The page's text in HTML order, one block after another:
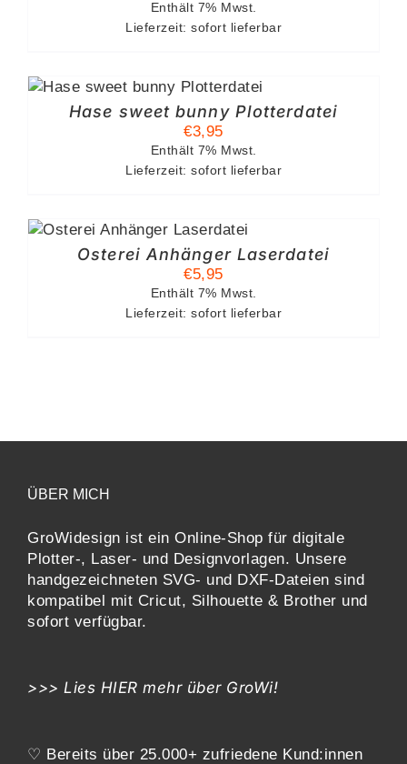
Enthält 7% Mwst.
Lieferzeit: sofort lieferbar
Hase sweet bunny Plotterdatei
€3,95
Enthält 7% Mwst.
Lieferzeit: sofort lieferbar
Osterei Anhänger Laserdatei
€5,95
Enthält 7% Mwst.
Lieferzeit: sofort lieferbar
ÜBER MICH
GroWidesign ist ein Online-Shop für digitale
Plotter-, Laser- und Designvorlagen. Unsere
handgezeichneten SVG- und DXF-Dateien sind
kompatibel mit Cricut, Silhouette & Brother und
sofort verfügbar.
>>> Lies HIER mehr über GroWi!
♡ Bereits über 25.000+ zufriedene Kund:innen